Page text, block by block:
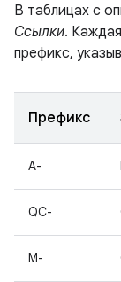
В таблицах с
Ссылки.
префикс,
Префикс
A-
QC-
M-